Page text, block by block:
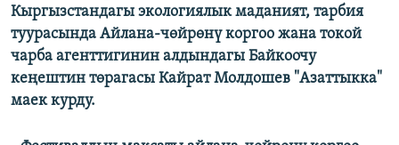
Кыргызстандагы экологиялык маданият, тарбия
туурасында Айлана-чөйрөнү коргоо жана токой
чарба агенттигинин алдындагы Байкоочу
кеңештин төрагасы Кайрат Молдошев "Азаттыкка"
маек курду.